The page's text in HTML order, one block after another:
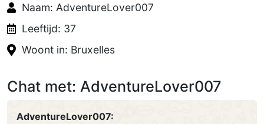
Naam: AdventureLover007
Leeftijd: 37
Woont in: Bruxelles
Chat met: AdventureLover007
AdventureLover007: